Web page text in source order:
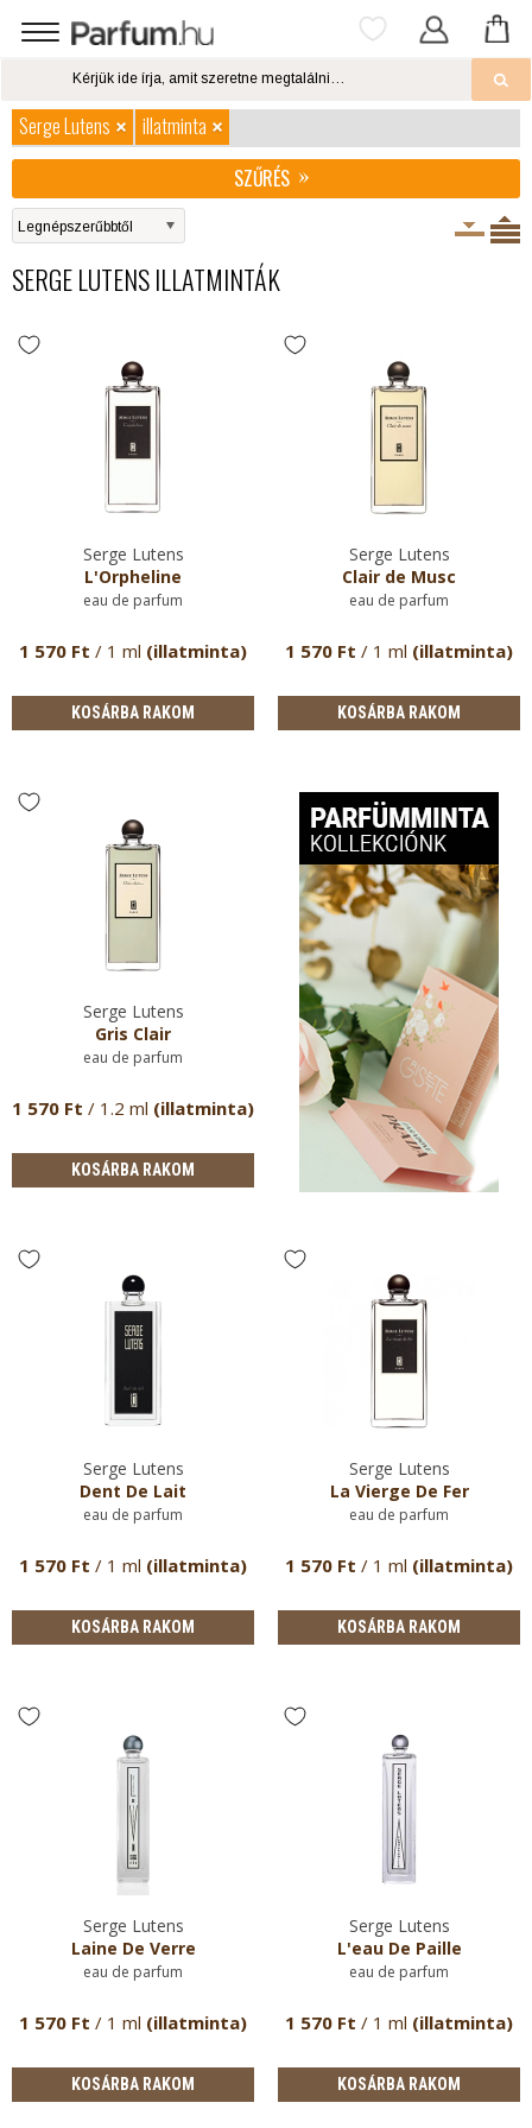
Serge Lutens
illatminta
SZŰRÉS
SERGE LUTENS ILLATMINTÁK
Serge Lutens
L'Orpheline
eau de parfum
1 570 Ft / 1 ml (illatminta)
KOSÁRBA RAKOM
Serge Lutens
Clair de Musc
eau de parfum
1 570 Ft / 1 ml (illatminta)
KOSÁRBA RAKOM
Serge Lutens
Gris Clair
eau de parfum
1 570 Ft / 1.2 ml (illatminta)
KOSÁRBA RAKOM
Serge Lutens
Dent De Lait
eau de parfum
1 570 Ft / 1 ml (illatminta)
KOSÁRBA RAKOM
Serge Lutens
La Vierge De Fer
eau de parfum
1 570 Ft / 1 ml (illatminta)
KOSÁRBA RAKOM
Serge Lutens
Laine De Verre
eau de parfum
1 570 Ft / 1 ml (illatminta)
KOSÁRBA RAKOM
Serge Lutens
L'eau De Paille
eau de parfum
1 570 Ft / 1 ml (illatminta)
KOSÁRBA RAKOM